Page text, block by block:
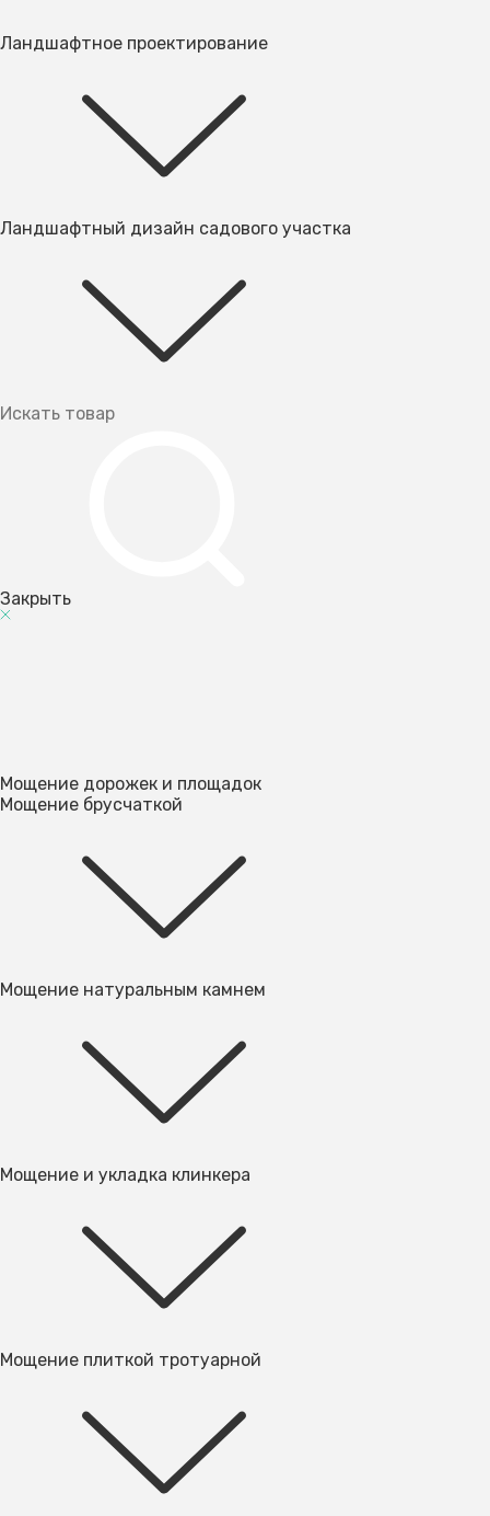
Ландшафтное проектирование
Ландшафтный дизайн садового участка
Закрыть
Мощение дорожек и площадок
Мощение брусчаткой
Мощение натуральным камнем
Мощение и укладка клинкера
Мощение плиткой тротуарной